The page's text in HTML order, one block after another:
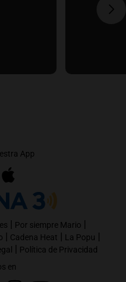
App
| Por siempre Mario |
| Cadena Heat | La Popu |
| Política de Privacidad
en